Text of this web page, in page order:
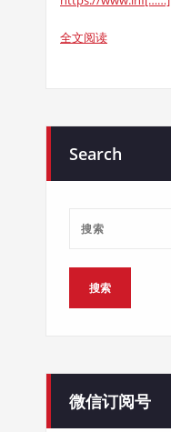
全文阅读
Search
微信订阅号